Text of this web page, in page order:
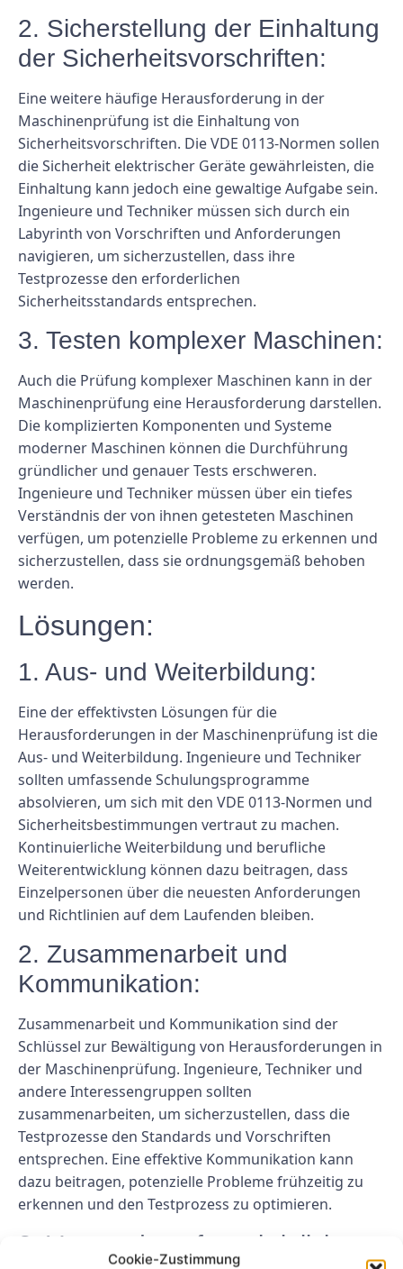
Cookie-Zustimmung
2. Sicherstellung der Einhaltung
der Sicherheitsvorschriften:
Eine weitere häufige Herausforderung in der
Maschinenprüfung ist die Einhaltung von
Sicherheitsvorschriften. Die VDE 0113-Normen sollen
die Sicherheit elektrischer Geräte gewährleisten, die
Einhaltung kann jedoch eine gewaltige Aufgabe sein.
Ingenieure und Techniker müssen sich durch ein
Labyrinth von Vorschriften und Anforderungen
navigieren, um sicherzustellen, dass ihre
Testprozesse den erforderlichen
Sicherheitsstandards entsprechen.
3. Testen komplexer Maschinen:
Auch die Prüfung komplexer Maschinen kann in der
Maschinenprüfung eine Herausforderung darstellen.
Die komplizierten Komponenten und Systeme
moderner Maschinen können die Durchführung
gründlicher und genauer Tests erschweren.
Ingenieure und Techniker müssen über ein tiefes
Verständnis der von ihnen getesteten Maschinen
verfügen, um potenzielle Probleme zu erkennen und
sicherzustellen, dass sie ordnungsgemäß behoben
werden.
Lösungen:
1. Aus- und Weiterbildung:
Eine der effektivsten Lösungen für die
Herausforderungen in der Maschinenprüfung ist die
Aus- und Weiterbildung. Ingenieure und Techniker
sollten umfassende Schulungsprogramme
absolvieren, um sich mit den VDE 0113-Normen und
Sicherheitsbestimmungen vertraut zu machen.
Kontinuierliche Weiterbildung und berufliche
Weiterentwicklung können dazu beitragen, dass
Einzelpersonen über die neuesten Anforderungen
und Richtlinien auf dem Laufenden bleiben.
2. Zusammenarbeit und
Kommunikation:
Zusammenarbeit und Kommunikation sind der
Schlüssel zur Bewältigung von Herausforderungen in
der Maschinenprüfung. Ingenieure, Techniker und
andere Interessengruppen sollten
zusammenarbeiten, um sicherzustellen, dass die
Testprozesse den Standards und Vorschriften
entsprechen. Eine effektive Kommunikation kann
dazu beitragen, potenzielle Probleme frühzeitig zu
erkennen und den Testprozess zu optimieren.
3. Verwendung fortschrittlicher